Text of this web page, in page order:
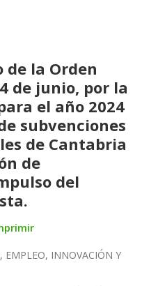
de la Orden
de junio, por la
el año 2024
subvenciones
de Cantabria
de
del
EMPLEO, INNOVACIÓN Y